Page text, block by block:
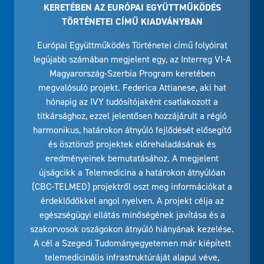
KERETÉBEN AZ EURÓPAI EGYÜTTMŰKÖDÉS
TÖRTÉNETEI CÍMŰ KIADVÁNYBAN
Európai Együttműködés Történetei című folyóirat
legújabb számában megjelent egy, az Interreg VI-A
Magyarország-Szerbia Program keretében
megvalósuló projekt. Federica Attianese, aki hat
hónapig az IVY tudósítójaként csatlakozott a
titkársághoz, ezzel jelentősen hozzájárult a régió
harmonikus, határokon átnyúló fejlődését elősegítő
és ösztönző projektek előrehaladásának és
eredményeinek bemutatásához. A megjelent
újságcikk a Telemedicina a határokon átnyúlóan
(CBC-TELMED) projektről oszt meg információkat a
érdeklődőkkel angol nyelven. A projekt célja az
egészségügyi ellátás minőségének javítása és a
szakorvosok oszágokon átnyúló hiányának kezelése.
A cél a Szegedi Tudományegyetemen már kiépített
telemedicinális infrastruktúráját alapul véve,